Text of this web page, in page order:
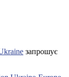
запрошує